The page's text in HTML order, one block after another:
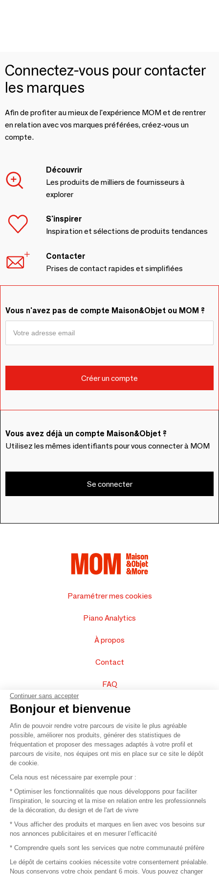
Connectez-vous pour contacter
les marques
Afin de profiter au mieux de l'expérience MOM et de rentrer
en relation avec vos marques préférées, créez-vous un
compte.
Découvrir
Les produits de milliers de fournisseurs à
explorer
S'inspirer
Inspiration et sélections de produits tendances
Contacter
Prises de contact rapides et simplifiées
Vous n'avez pas de compte Maison&Objet ou MOM ?
Vous avez déjà un compte Maison&Objet ?
Utilisez les mêmes identifiants pour vous connecter à MOM
Se connecter
Paramétrer mes cookies
Piano Analytics
À propos
Contact
FAQ
Vendez vos produits
Plan du site
© 2016 –Organisation SAFI
Recrutement
Mentions légales
Continuer sans accepter
Bonjour et bienvenue
Afin de pouvoir rendre votre parcours de visite le plus agréable
possible, améliorer nos produits, générer des statistiques de
fréquentation et proposer des messages adaptés à votre profil et
parcours de visite, nos équipes ont mis en place sur ce site le dépôt
de cookie.
Cela nous est nécessaire par exemple pour :
* Optimiser les fonctionnalités que nous développons pour faciliter
l'inspiration, le sourcing et la mise en relation entre les professionnels
de la décoration, du design et de l'art de vivre
* Vous afficher des produits et marques en lien avec vos besoins sur
nos annonces publicitaires et en mesurer l’efficacité
* Comprendre quels sont les services que notre communauté préfère
Le dépôt de certains cookies nécessite votre consentement préalable.
Nous conservons votre choix pendant 6 mois. Vous pouvez changer